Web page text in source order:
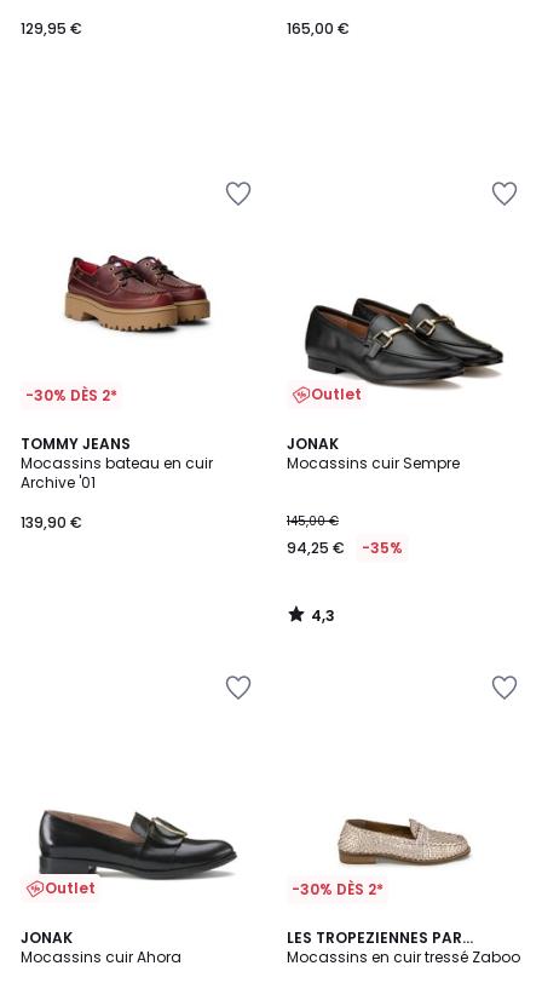
129,95 €
165,00 €
-30% DÈS 2*
TOMMY JEANS
Mocassins bateau en cuir
Archive '01
139,90 €
Outlet
JONAK
Mocassins cuir Sempre
145,00 €
94,25 € -35%
4,3
/ 5
4,3
/
Outlet
JONAK
Mocassins cuir Ahora
4,1
/ 5
-30% DÈS 2*
LES TROPEZIENNES PAR
M.BELARBI
Mocassins en cuir tressé Zaboo